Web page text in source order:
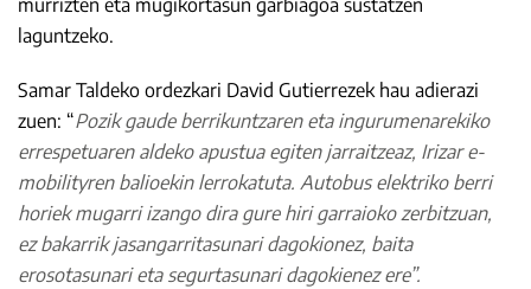
murrizten eta mugikortasun garbiagoa sustatzen
laguntzeko.
Samar Taldeko ordezkari David Gutierrezek hau adierazi
zuen: “Pozik gaude berrikuntzaren eta ingurumenarekiko
errespetuaren aldeko apustua egiten jarraitzeaz, Irizar e-
mobilityren balioekin lerrokatuta. Autobus elektriko berri
horiek mugarri izango dira gure hiri garraioko zerbitzuan,
ez bakarrik jasangarritasunari dagokionez, baita
erosotasunari eta segurtasunari dagokienez ere”.